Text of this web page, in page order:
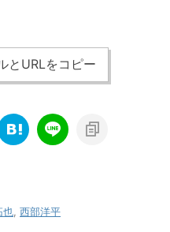
とURLをコピー
也 西部洋平